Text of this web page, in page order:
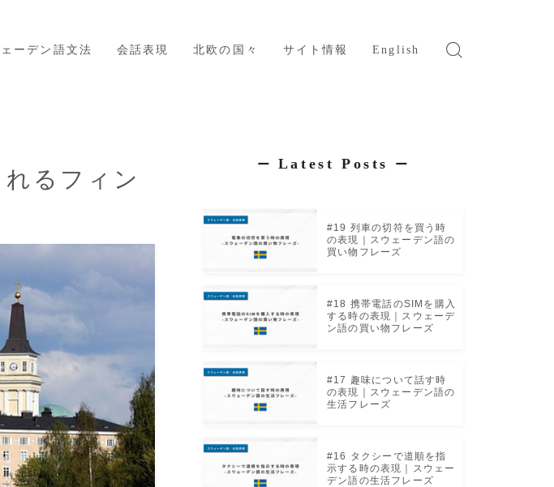
ーデン語文法 会話表現 北欧の国々
アイスランド
サイト情報 English
るフィン
ー Latest Posts ー
#19 列車の切符を買う時
の表現｜スウェーデン語の
買い物フレーズ
#18 携帯電話のSIMを購入
する時の表現｜スウェーデ
ン語の買い物フレーズ
#17 趣味について話す時
の表現｜スウェーデン語の
生活フレーズ
#16 タクシーで道順を指
示する時の表現｜スウェー
デン語の生活フレーズ